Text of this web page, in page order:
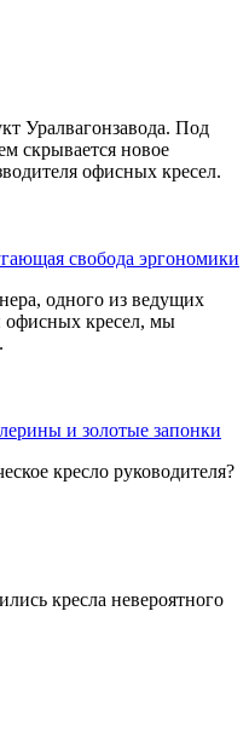
Уралвагонзавода. Под
скрывается новое
офисных кресел.
свобода эргономики
одного из ведущих
офисных кресел, мы
и золотые запонки
кресло руководителя?
кресла невероятного